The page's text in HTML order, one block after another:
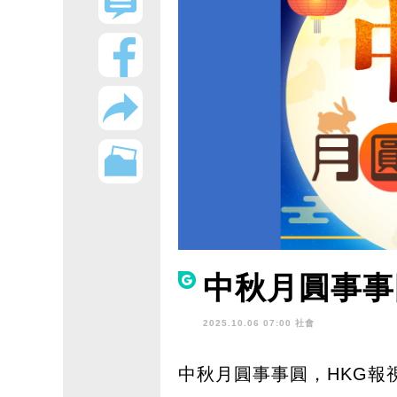
中秋月圓事
2025.10.06 07:00 社會
中秋月圓事事圓，HKG報